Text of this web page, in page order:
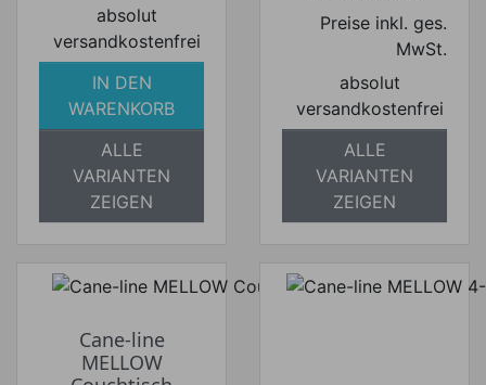
absolut
versandkostenfrei
IN DEN
WARENKORB
ALLE
VARIANTEN
ZEIGEN
Preise inkl. ges.
MwSt.
absolut
versandkostenfrei
ALLE
VARIANTEN
ZEIGEN
Cane-line
MELLOW